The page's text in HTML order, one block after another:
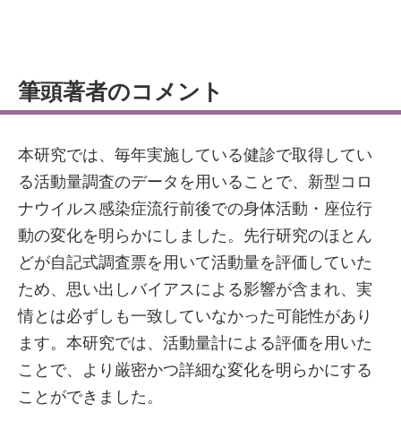
筆頭著者のコメント
本研究では、毎年実施している健診で取得してい
る活動量調査のデータを用いることで、新型コロ
ナウイルス感染症流行前後での身体活動・座位行
動の変化を明らかにしました。先行研究のほとん
どが自記式調査票を用いて活動量を評価していた
ため、思い出しバイアスによる影響が含まれ、実
情とは必ずしも一致していなかった可能性があり
ます。本研究では、活動量計による評価を用いた
ことで、より厳密かつ詳細な変化を明らかにする
ことができました。